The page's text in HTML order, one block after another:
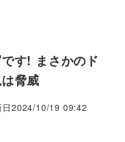
す! まさかのド
脅威
日2024/10/19 09:42